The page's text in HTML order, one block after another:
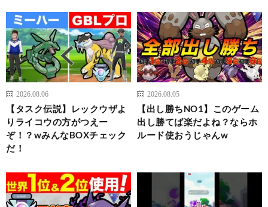
2026.08.06
【タスク伝説】レックウザよ
りライコウの方がつえー
ぞ！？wみんなBOXチェック
だ！
2026.08.05
【出し勝ちNO1】このゲーム
出し勝てば楽だよね？ならホ
ルード使おうじゃんw